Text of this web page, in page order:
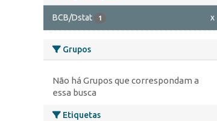
BCB/Dstat 1 x
Grupos
Não há Grupos que correspondam a
essa busca
Etiquetas